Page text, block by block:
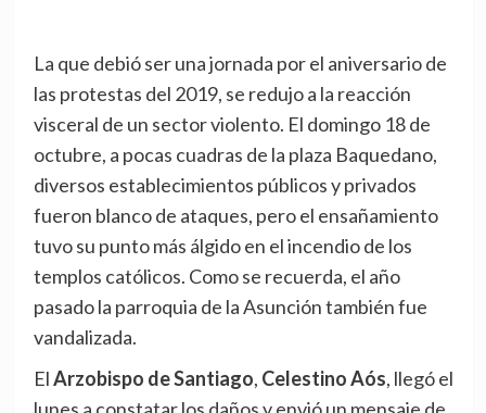
La que debió ser una jornada por el aniversario de
las protestas del 2019, se redujo a la reacción
visceral de un sector violento. El domingo 18 de
octubre, a pocas cuadras de la plaza Baquedano,
diversos establecimientos públicos y privados
fueron blanco de ataques, pero el ensañamiento
tuvo su punto más álgido en el incendio de los
templos católicos. Como se recuerda, el año
pasado la parroquia de la Asunción también fue
vandalizada.
ElArzobispo de Santiago, Celestino Aós, llegó el